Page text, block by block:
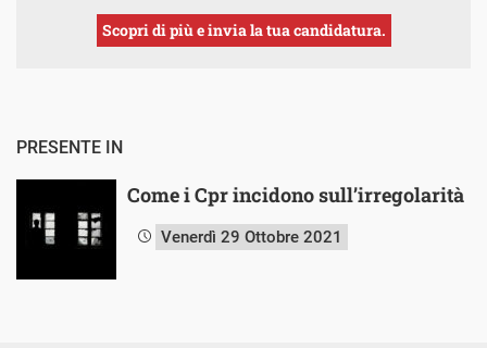
Scopri di più e invia la tua candidatura.
PRESENTE IN
Come i Cpr incidono sull’irregolarità
Venerdì 29 Ottobre 2021